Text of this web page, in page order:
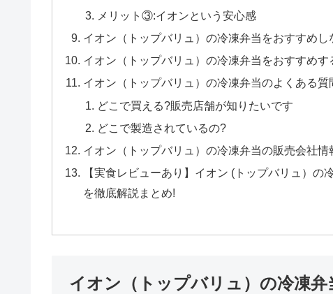
メリット③:イオンという安心感
イオン（トップバリュ）の冷凍弁当をおすすめし
イオン（トップバリュ）の冷凍弁当をおすすめす
イオン（トップバリュ）の冷凍弁当のよくある質
どこで買える?販売店舗が知りたいです
どこで製造されているの?
イオン（トップバリュ）の冷凍弁当の販売会社情
【実食レビューあり】イオン (トップバリュ）
を徹底解説まとめ!
イオン（トップバリュ）の冷凍